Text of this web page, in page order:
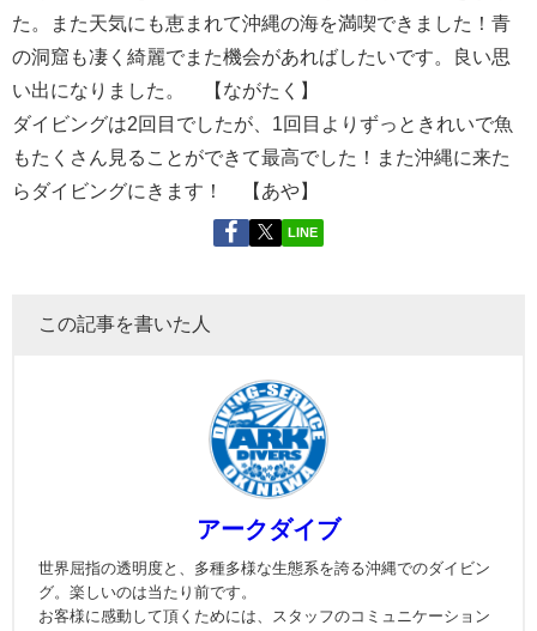
た。また天気にも恵まれて沖縄の海を満喫できました！青
の洞窟も凄く綺麗でまた機会があればしたいです。良い思
い出になりました。 【ながたく】
ダイビングは2回目でしたが、1回目よりずっときれいで魚
もたくさん見ることができて最高でした！また沖縄に来た
らダイビングにきます！ 【あや】
LINE
この記事を書いた人
アークダイブ
世界屈指の透明度と、多種多様な生態系を誇る沖縄でのダイビン
グ。楽しいのは当たり前です。
お客様に感動して頂くためには、スタッフのコミュニケーション